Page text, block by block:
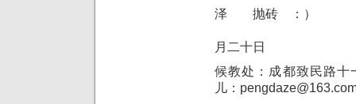
泽 抛砖 ：）
月二十日
候教处：成都致民路十
儿：